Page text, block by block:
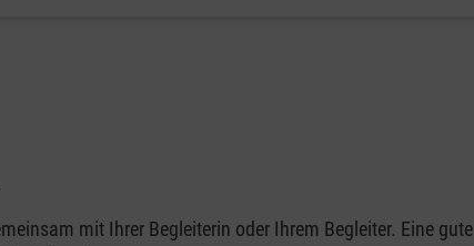
mit Ihrer Begleiterin oder Ihrem Begleiter. Eine gute